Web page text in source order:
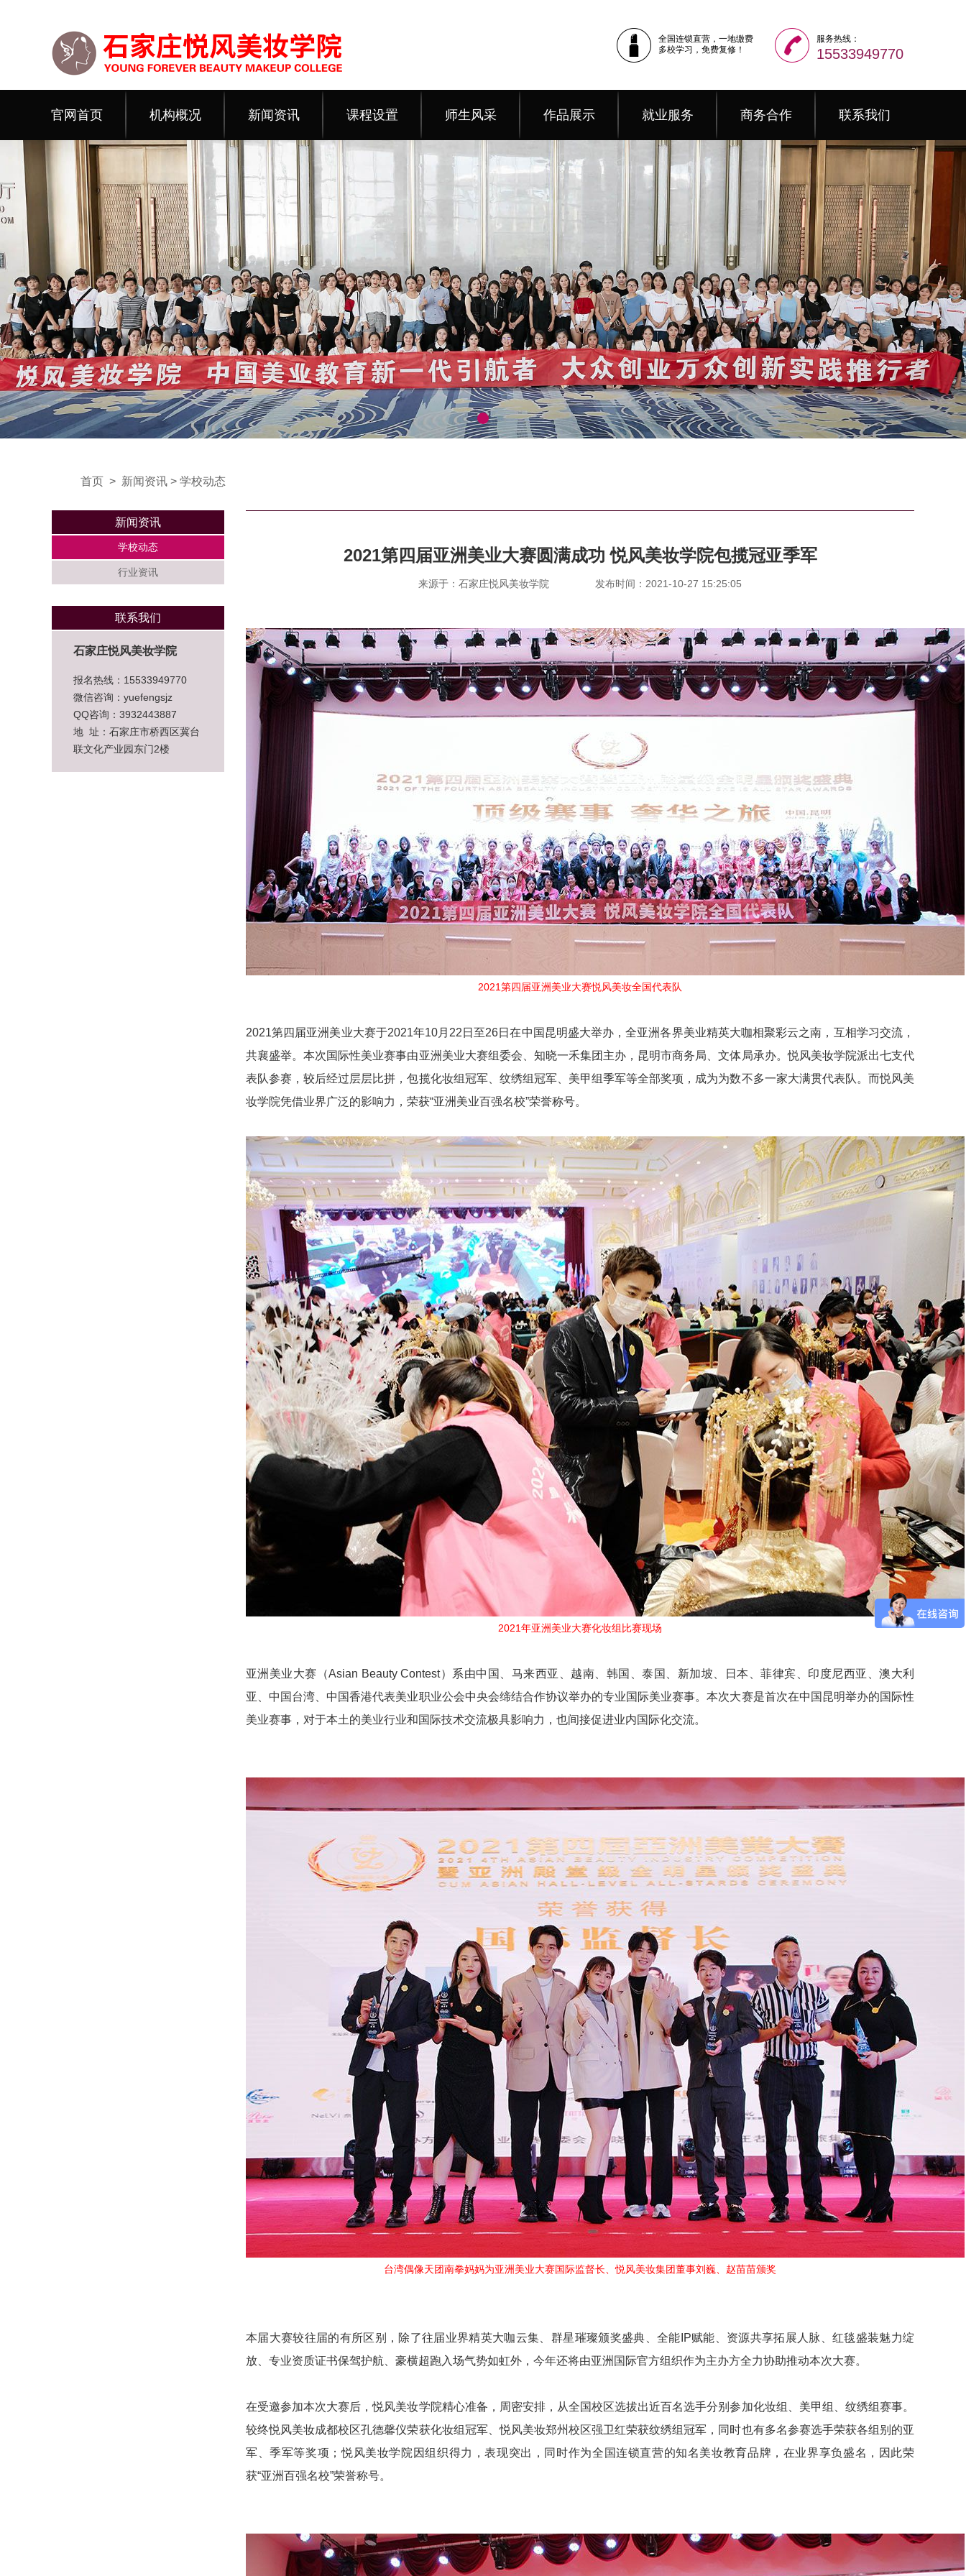
全国连锁直营，一地缴费
多校学习，免费复修！
服务热线：
15533949770
官网首页 机构概况 新闻资讯 课程设置 师生风采 作品展示 就业服务 商务合作 联系我们
首页 > 新闻资讯 > 学校动态
新闻资讯
学校动态
行业资讯
联系我们
石家庄悦风美妆学院
报名热线：15533949770
微信咨询：yuefengsjz
QQ咨询：3932443887
地 址：石家庄市桥西区冀台
联文化产业园东门2楼
2021第四届亚洲美业大赛圆满成功 悦风美妆学院包揽冠亚季军
来源于：石家庄悦风美妆学院 发布时间：2021-10-27 15:25:05
2021第四届亚洲美业大赛悦风美妆全国代表队
2021第四届亚洲美业大赛于2021年10月22日至26日在中国昆明盛大举办，全亚洲各界美业精英大咖相聚彩云之南，互相学习交流，
共襄盛举。本次国际性美业赛事由亚洲美业大赛组委会、知晓一禾集团主办，昆明市商务局、文体局承办。悦风美妆学院派出七支代
表队参赛，较后经过层层比拼，包揽化妆组冠军、纹绣组冠军、美甲组季军等全部奖项，成为为数不多一家大满贯代表队。而悦风美
妆学院凭借业界广泛的影响力，荣获“亚洲美业百强名校”荣誉称号。
2021年亚洲美业大赛化妆组比赛现场
亚洲美业大赛（Asian Beauty Contest）系由中国、马来西亚、越南、韩国、泰国、新加坡、日本、菲律宾、印度尼西亚、澳大利
亚、中国台湾、中国香港代表美业职业公会中央会缔结合作协议举办的专业国际美业赛事。本次大赛是首次在中国昆明举办的国际性
美业赛事，对于本土的美业行业和国际技术交流极具影响力，也间接促进业内国际化交流。
台湾偶像天团南拳妈妈为亚洲美业大赛国际监督长、悦风美妆集团董事刘巍、赵苗苗颁奖
本届大赛较往届的有所区别，除了往届业界精英大咖云集、群星璀璨颁奖盛典、全能IP赋能、资源共享拓展人脉、红毯盛装魅力绽
放、专业资质证书保驾护航、豪横超跑入场气势如虹外，今年还将由亚洲国际官方组织作为主办方全力协助推动本次大赛。
在受邀参加本次大赛后，悦风美妆学院精心准备，周密安排，从全国校区选拔出近百名选手分别参加化妆组、美甲组、纹绣组赛事。
较终悦风美妆成都校区孔德馨仪荣获化妆组冠军、悦风美妆郑州校区强卫红荣获纹绣组冠军，同时也有多名参赛选手荣获各组别的亚
军、季军等奖项；悦风美妆学院因组织得力，表现突出，同时作为全国连锁直营的知名美妆教育品牌，在业界享负盛名，因此荣
获“亚洲百强名校”荣誉称号。